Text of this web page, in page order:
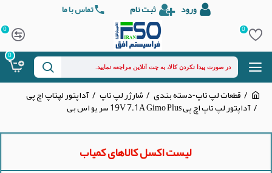
ورود ثبت نام تماس با ما
0
0
0
قطعات لپ تاپ-دسته بندی شارژر لپ تاپ آداپتور لپتاپ اچ پی
آداپتور لپ تاپ اچ پی 19V 7.1A Gimo Plus سر یو اس بی
لیست اکسل کالاهای کمیاب